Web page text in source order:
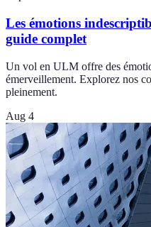
Les émotions
guide complet
Un vol en ULM offre des
émerveillement. Explorez nos
pleinement.
Aug 4